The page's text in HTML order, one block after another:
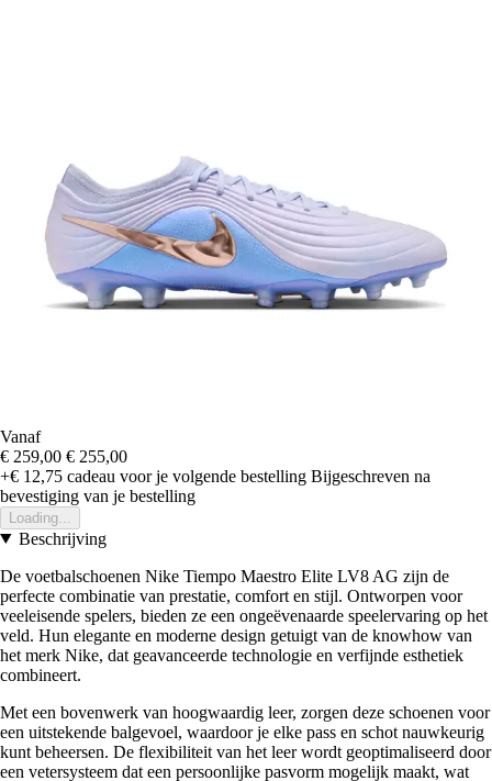
Vanaf
€ 259,00 € 255,00
+€ 12,75 cadeau voor je volgende bestelling Bijgeschreven na
bevestiging van je bestelling
Loading...
Beschrijving
De voetbalschoenen Nike Tiempo Maestro Elite LV8 AG zijn de
perfecte combinatie van prestatie, comfort en stijl. Ontworpen voor
veeleisende spelers, bieden ze een ongeëvenaarde speelervaring op het
veld. Hun elegante en moderne design getuigt van de knowhow van
het merk Nike, dat geavanceerde technologie en verfijnde esthetiek
combineert.
Met een bovenwerk van hoogwaardig leer, zorgen deze schoenen voor
een uitstekende balgevoel, waardoor je elke pass en schot nauwkeurig
kunt beheersen. De flexibiliteit van het leer wordt geoptimaliseerd door
een vetersysteem dat een persoonlijke pasvorm mogelijk maakt, wat